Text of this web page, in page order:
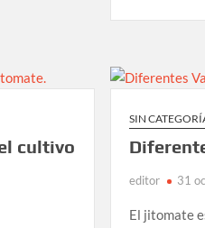
el
cultivo
SIN
editor 31
El jitomate